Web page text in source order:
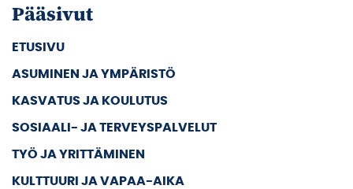
Pääsivut
ETUSIVU
ASUMINEN JA YMPÄRISTÖ
KASVATUS JA KOULUTUS
SOSIAALI- JA TERVEYSPALVELUT
TYÖ JA YRITTÄMINEN
KULTTUURI JA VAPAA-AIKA